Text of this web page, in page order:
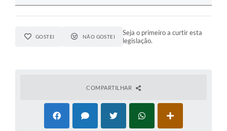
GOSTEI NÃO GOSTEI
Seja o primeiro a curtir esta
legislação.
COMPARTILHAR